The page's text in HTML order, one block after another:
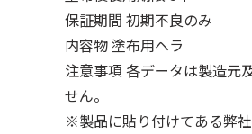
保証期間 初期不良のみ
内容物 塗布用ヘラ
注意事項 各データは製造元
せん。
※製品に貼り付けてある弊